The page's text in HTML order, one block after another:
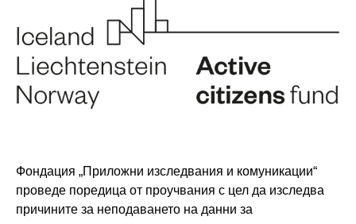
Фондация „Приложни изследвания и комуникации“
проведе поредица от проучвания с цел да изследва
причините за неподаването на данни за